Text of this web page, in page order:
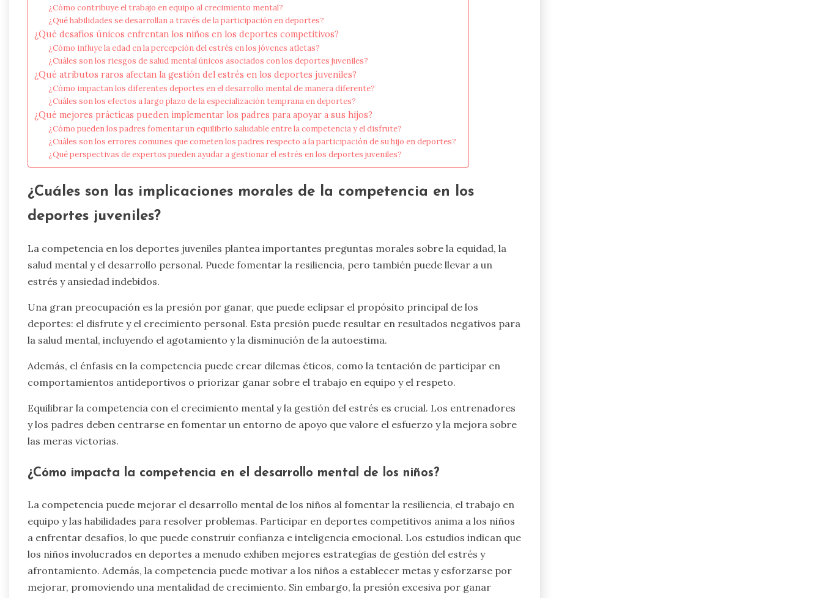
¿Cómo contribuye el trabajo en equipo al crecimiento mental?
¿Qué habilidades se desarrollan a través de la participación en deportes?
¿Qué desafíos únicos enfrentan los niños en los deportes competitivos?
¿Cómo influye la edad en la percepción del estrés en los jóvenes atletas?
¿Cuáles son los riesgos de salud mental únicos asociados con los deportes juveniles?
¿Qué atributos raros afectan la gestión del estrés en los deportes juveniles?
¿Cómo impactan los diferentes deportes en el desarrollo mental de manera diferente?
¿Cuáles son los efectos a largo plazo de la especialización temprana en deportes?
¿Qué mejores prácticas pueden implementar los padres para apoyar a sus hijos?
¿Cómo pueden los padres fomentar un equilibrio saludable entre la competencia y el disfrute?
¿Cuáles son los errores comunes que cometen los padres respecto a la participación de su hijo en deportes?
¿Qué perspectivas de expertos pueden ayudar a gestionar el estrés en los deportes juveniles?
¿Cuáles son las implicaciones morales de la competencia en los
deportes juveniles?
La competencia en los deportes juveniles plantea importantes preguntas morales sobre la equidad, la
salud mental y el desarrollo personal. Puede fomentar la resiliencia, pero también puede llevar a un
estrés y ansiedad indebidos.
Una gran preocupación es la presión por ganar, que puede eclipsar el propósito principal de los
deportes: el disfrute y el crecimiento personal. Esta presión puede resultar en resultados negativos para
la salud mental, incluyendo el agotamiento y la disminución de la autoestima.
Además, el énfasis en la competencia puede crear dilemas éticos, como la tentación de participar en
comportamientos antideportivos o priorizar ganar sobre el trabajo en equipo y el respeto.
Equilibrar la competencia con el crecimiento mental y la gestión del estrés es crucial. Los entrenadores
y los padres deben centrarse en fomentar un entorno de apoyo que valore el esfuerzo y la mejora sobre
las meras victorias.
¿Cómo impacta la competencia en el desarrollo mental de los niños?
La competencia puede mejorar el desarrollo mental de los niños al fomentar la resiliencia, el trabajo en
equipo y las habilidades para resolver problemas. Participar en deportes competitivos anima a los niños
a enfrentar desafíos, lo que puede construir confianza e inteligencia emocional. Los estudios indican que
los niños involucrados en deportes a menudo exhiben mejores estrategias de gestión del estrés y
afrontamiento. Además, la competencia puede motivar a los niños a establecer metas y esforzarse por
mejorar, promoviendo una mentalidad de crecimiento. Sin embargo, la presión excesiva por ganar